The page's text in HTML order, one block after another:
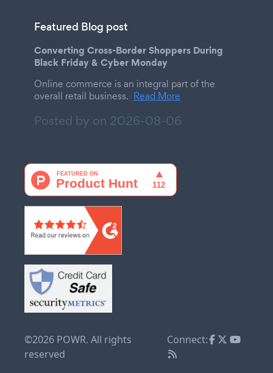
Featured Blog post
Converting Cross-Border Shoppers During
Black Friday & Cyber Monday
Online commerce is an integral part of the
overall retail business. Read More
Posted by on 2026-08-06
©2026 POWR. All rights
reserved
Connect: